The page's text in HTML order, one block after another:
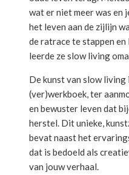
wat er niet meer was en
het leven aan de zijlijn
de ratrace te stappen
leerde ze slow living
De kunst van slow living
(ver)werkboek, ter
en bewuster leven dat
herstel. Dit unieke,
bevat naast het
dat is bedoeld als
van jouw verhaal.